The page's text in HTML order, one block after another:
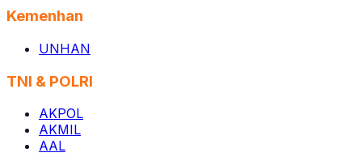
Kemenhan
UNHAN
TNI & POLRI
AKPOL
AKMIL
AAL